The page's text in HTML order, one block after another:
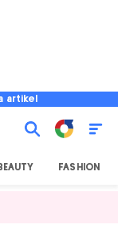
artikel
FASHION